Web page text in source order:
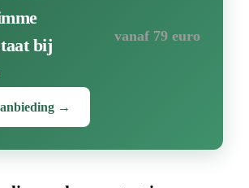
bij
vanaf 79 euro
→